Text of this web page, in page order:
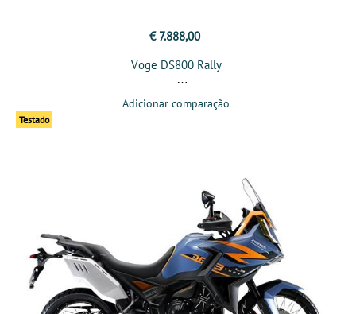
€ 7.888,00
Voge DS800 Rally
Adicionar comparação
Testado